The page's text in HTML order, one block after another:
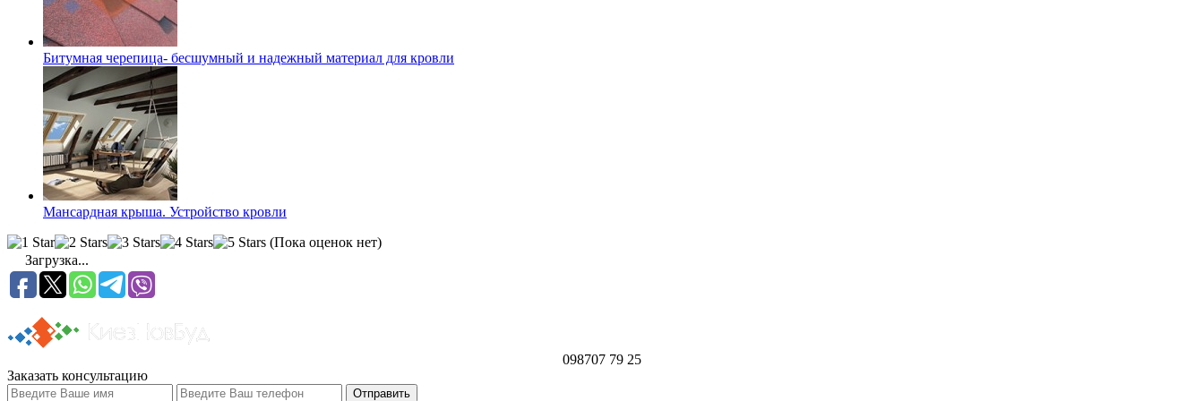
Битумная черепица- бесшумный и надежный материал для кровли
Мансардная крыша. Устройство кровли
(Пока оценок нет)
Загрузка...
098707 79 25
Заказать консультацию